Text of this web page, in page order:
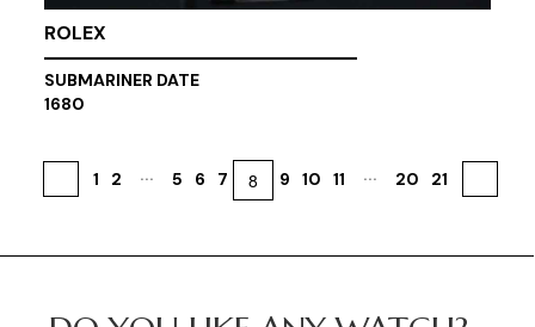
ROLEX
SUBMARINER DATE
1680
1 2 ... 5 6 7 8 9 10 11 ... 20 21